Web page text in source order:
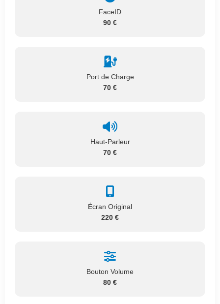
FaceID
90 €
Port de Charge
70 €
Haut-Parleur
70 €
Écran Original
220 €
Bouton Volume
80 €